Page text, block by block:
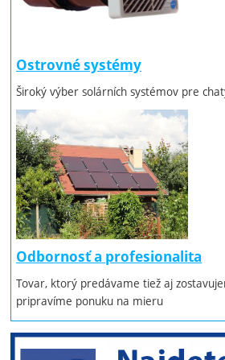
Ostrovné systémy
Široký výber solárních systémov pre
Odbornosť a profesionalita
Tovar, ktorý predávame tiež aj
pripravíme ponuku na mieru